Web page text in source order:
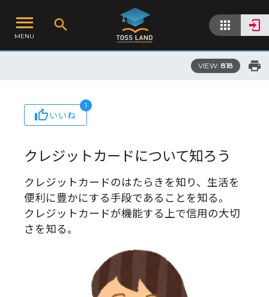
MENU
VIEW: 818
いいね
1
クレジットカードについて知ろう
クレジットカードのはたらきを知り、生活を
便利に豊かにする手段であることを知る。
クレジットカードが機能する上で信用の大切
さを知る。